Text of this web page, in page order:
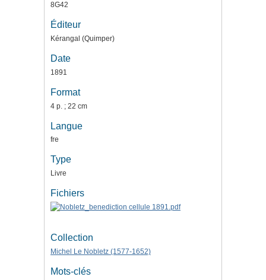
8G42
Éditeur
Kérangal (Quimper)
Date
1891
Format
4 p. ; 22 cm
Langue
fre
Type
Livre
Fichiers
Collection
Michel Le Nobletz (1577-1652)
Mots-clés